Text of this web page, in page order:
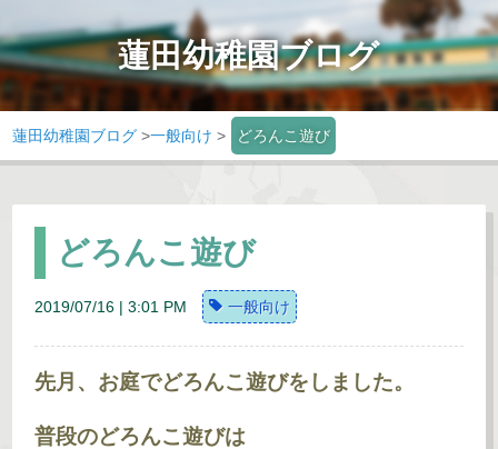
蓮田幼稚園ブログ
蓮田幼稚園ブログ >一般向け > どろんこ遊び
どろんこ遊び
2019/07/16 | 3:01 PM 一般向け
先月、お庭でどろんこ遊びをしました。
普段のどろんこ遊びは